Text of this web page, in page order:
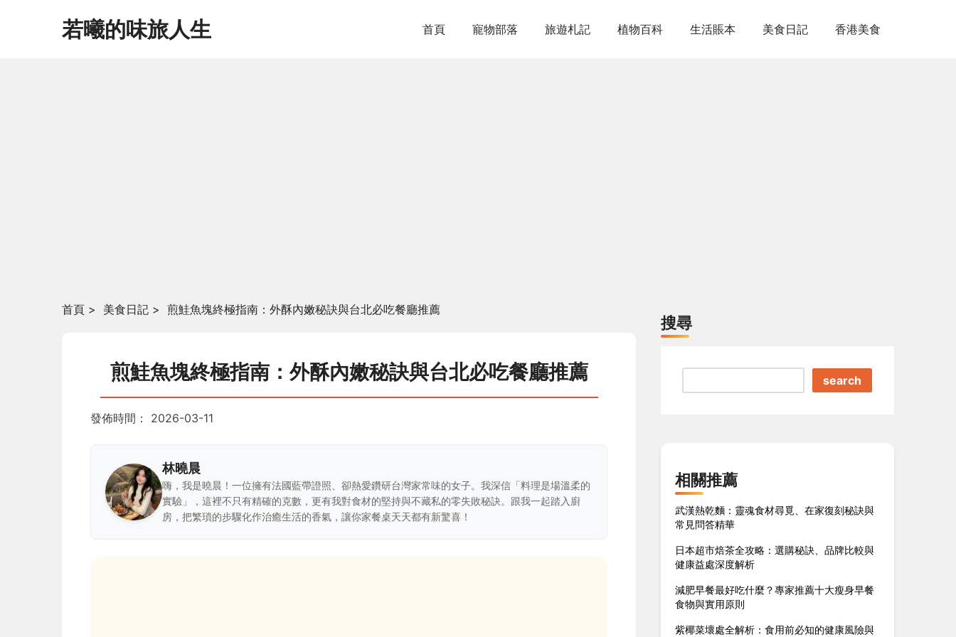
若曦的味旅人生 首頁 寵物部落 旅遊札記 植物百科 生活賬本 美食日記 香港美食
首頁 > 美食日記 > 煎鮭魚塊終極指南：外酥內嫩秘訣與台北必吃餐廳推薦
煎鮭魚塊終極指南：外酥內嫩秘訣與台北必吃餐廳推薦
發佈時間： 2026-03-11
林曉晨
嗨，我是曉晨！一位擁有法國藍帶證照、卻熱愛鑽研台灣家常味的女子。我深信「料理是場溫柔的
實驗」，這裡不只有精確的克數，更有我對食材的堅持與不藏私的零失敗秘訣。跟我一起踏入廚
房，把繁瑣的步驟化作治癒生活的香氣，讓你家餐桌天天都有新驚喜！
搜尋
search
相關推薦
武漢熱乾麵：靈魂食材尋覓、在家復刻秘訣與
常見問答精華
日本超市焙茶全攻略：選購秘訣、品牌比較與
健康益處深度解析
減肥早餐最好吃什麼？專家推薦十大瘦身早餐
食物與實用原則
紫椰菜壞處全解析：食用前必知的健康風險與